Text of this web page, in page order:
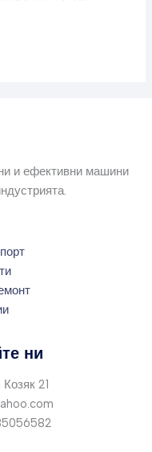
и ефективни машини
ни
21